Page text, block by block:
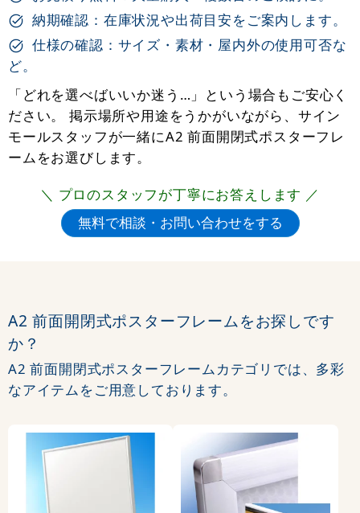
納期確認：在庫状況や出荷目安をご案内します。
仕様の確認：サイズ・素材・屋内外の使用可否な
ど。
「どれを選べばいいか迷う…」という場合もご安心く
ださい。 掲示場所や用途をうかがいながら、サイン
モールスタッフが一緒にA2 前面開閉式ポスターフレ
ームをお選びします。
＼ プロのスタッフが丁寧にお答えします ／
A2 前面開閉式ポスターフレームをお探しです
か？
A2 前面開閉式ポスターフレームカテゴリでは、多彩
なアイテムをご用意しております。